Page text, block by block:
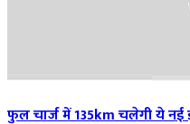
फुल चार्ज में 135km चलेगी ये नई